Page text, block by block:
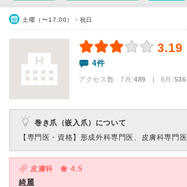
土曜（〜17:00）・祝日
3.19
4件
アクセス数 7月:489 | 6月:536
巻き爪（嵌入爪）について
【専門医・資格】 形成外科専門医、皮膚科専門医
皮膚科
4.5
綺麗